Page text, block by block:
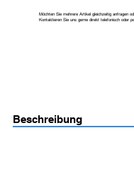
Möchten Sie mehrere Artikel gleichzeitig anfragen
Kontaktieren Sie uns gerne direkt telefonisch oder
Beschreibung